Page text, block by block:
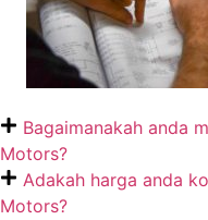
Bagaimanakah anda
Motors?
Adakah harga anda
Motors?